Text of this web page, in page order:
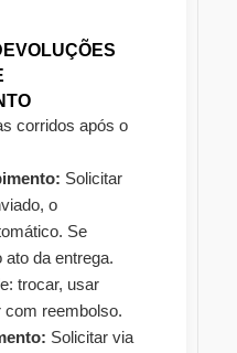
corridos após o
Solicitar
o
Se
da entrega.
trocar, usar
com reembolso.
Solicitar via